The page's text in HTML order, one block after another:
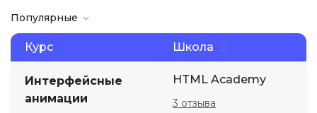
Популярные
Курс Школа
Интерфейсные
анимации
HTML Academy
3 отзыва